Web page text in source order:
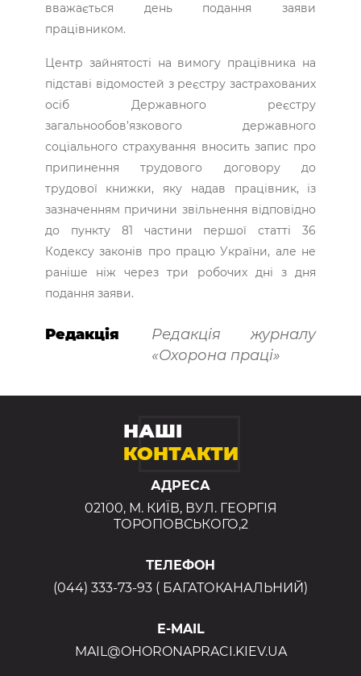
вважається день подання заяви
працівником.
Центр зайнятості на вимогу працівника на
підставі відомостей з реєстру застрахованих
осіб Державного реєстру
загальнообов’язкового державного
соціального страхування вносить запис про
припинення трудового договору до
трудової книжки, яку надав працівник, із
зазначенням причини звільнення відповідно
до пункту 81 частини першої статті 36
Кодексу законів про працю України, але не
раніше ніж через три робочих дні з дня
подання заяви.
Редакція
Редакція журналу
«Охорона праці»
НАШІ
КОНТАКТИ
АДРЕСА
02100, М. КИЇВ, ВУЛ. ГЕОРГІЯ
ТОРОПОВСЬКОГО,2
ТЕЛЕФОН
(044) 333-73-93 ( БАГАТОКАНАЛЬНИЙ)
E-MAIL
MAIL@OHORONAPRACI.KIEV.UA